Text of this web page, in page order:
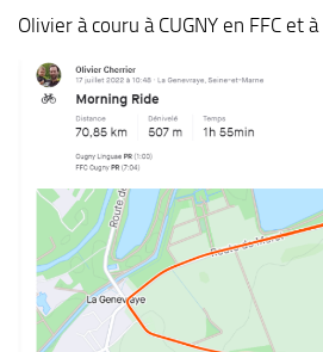
Olivier à couru à CUGNY en FFC et